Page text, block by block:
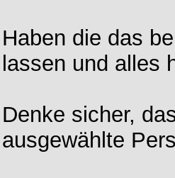
Haben die das
lassen und alles
Denke sicher,
ausgewählte